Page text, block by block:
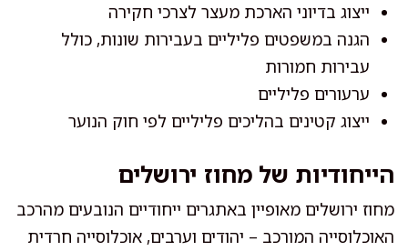
ייצוג בדיוני הארכת מעצר לצרכי חקירה
הגנה במשפטים פליליים בעבירות שונות, כולל
עבירות חמורות
ערעורים פליליים
ייצוג קטינים בהליכים פליליים לפי חוק הנוער
הייחודיות של מחוז ירושלים
מחוז ירושלים מאופיין באתגרים ייחודיים הנובעים מהרכב
האוכלוסייה המורכב – יהודים וערבים, אוכלוסייה חרדית